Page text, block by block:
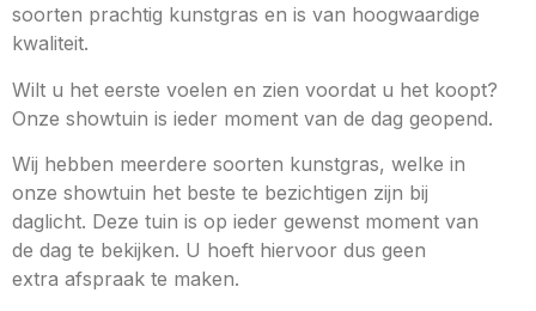
soorten prachtig kunstgras en is van hoogwaardige
kwaliteit.
Wilt u het eerste voelen en zien voordat u het koopt?
Onze showtuin is ieder moment van de dag geopend.
Wij hebben meerdere soorten kunstgras, welke in
onze showtuin het beste te bezichtigen zijn bij
daglicht. Deze tuin is op ieder gewenst moment van
de dag te bekijken. U hoeft hiervoor dus geen
extra afspraak te maken.